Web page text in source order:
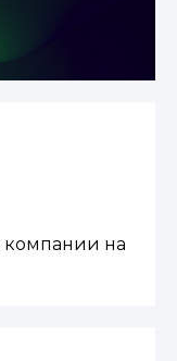
компании на